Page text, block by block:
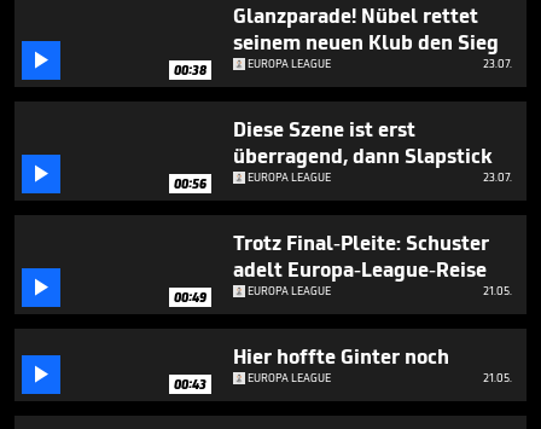
 00:38
Glanzparade! Nübel rettet
seinem neuen Klub den Sieg
EUROPA LEAGUE 23.07.
 00:56
Diese Szene ist erst
überragend, dann Slapstick
EUROPA LEAGUE 23.07.
 00:49
Trotz Final-Pleite: Schuster
adelt Europa-League-Reise
EUROPA LEAGUE 21.05.
 00:43
Hier hoffte Ginter noch
EUROPA LEAGUE 21.05.